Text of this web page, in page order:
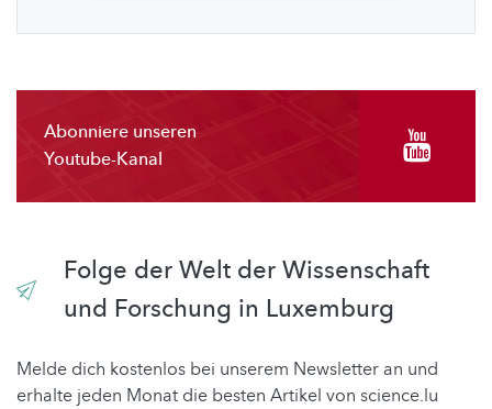
Abonniere unseren
Youtube-Kanal
Folge der Welt der Wissenschaft
und Forschung in Luxemburg
Melde dich kostenlos bei unserem Newsletter an und
erhalte jeden Monat die besten Artikel von science.lu